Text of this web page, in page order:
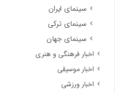
سینمای ایران
سینمای ترکی
سینمای جهان
اخبار فرهنگی و هنری
اخبار موسیقی
اخبار ورزشی